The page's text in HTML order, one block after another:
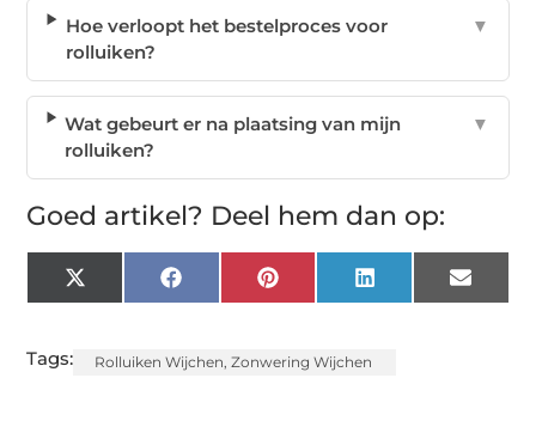
Hoe verloopt het bestelproces voor
rolluiken?
▼
Wat gebeurt er na plaatsing van mijn
rolluiken?
▼
Goed artikel? Deel hem dan op:
X
(Twitter)
FacebookPinterest LinkedIn Email
Tags: Rolluiken Wijchen,Zonwering Wijchen